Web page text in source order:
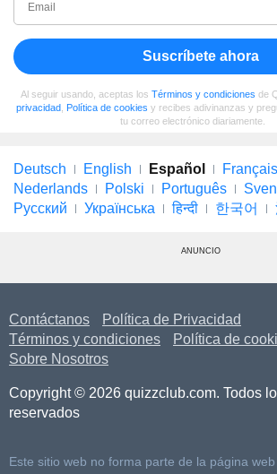
Suscríbete ahora
Al seguir usando, aceptas los Términos y condiciones de
privacidad, Política de cookies y recibes adivinanzas y
tu correo electrónico diariamente.
Deutsch English Español Français
Nederlands
Polski Português
Русский
Українська हिन्दी 한국어
ANUNCIO
Contáctanos
Política de Privacidad
Términos y condiciones
Política de
Sobre Nosotros
Copyright © 2026 quizzclub.com. Todos
reservados
Este sitio web no forma parte de la página